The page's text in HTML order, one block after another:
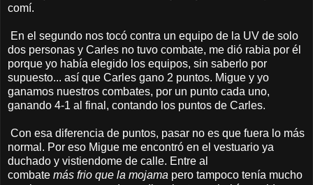
comí.
En el segundo nos tocó contra un equipo de la UV de solo
dos personas y Carles no tuvo combate, me dió rabia por él
porque yo había elegido los equipos, sin saberlo por
supuesto... así que Carles gano 2 puntos. Migue y yo
ganamos nuestros combates, por un punto cada uno,
ganando 4-1 al final, contando los puntos de Carles.
Con esa diferencia de puntos, pasar no es que fuera lo más
normal. Por eso Migue me encontró en el vestuario ya
duchado y vistiendome de calle. Entre al
combate más frio que la mojama pero tampoco tenía mucho